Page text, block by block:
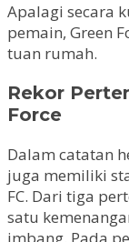
Apalagi secara
pemain, Green
tuan rumah.
Rekor
Force
Dalam catatan
juga memiliki
FC. Dari tiga
satu
imbang. Pada